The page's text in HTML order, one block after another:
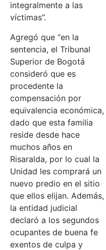
integralmente a las
víctimas”.
Agregó que “en la
sentencia, el Tribunal
Superior de Bogotá
consideró que es
procedente la
compensación por
equivalencia económica,
dado que esta familia
reside desde hace
muchos años en
Risaralda, por lo cual la
Unidad les comprará un
nuevo predio en el sitio
que ellos elijan. Además,
la entidad judicial
declaró a los segundos
ocupantes de buena fe
exentos de culpa y